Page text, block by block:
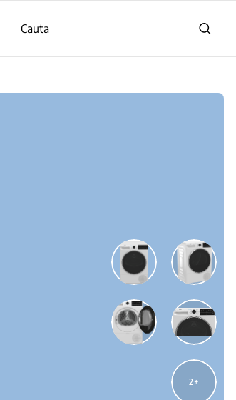
Cauta
2